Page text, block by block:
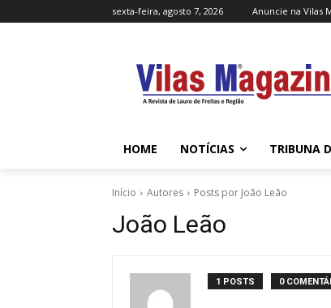
sexta-feira, agosto 7, 2026 Anuncie na Vilas
HOME NOTÍCIAS TRIBUNA
Início Autores Posts por João Leão
João Leão
1 POSTS 0